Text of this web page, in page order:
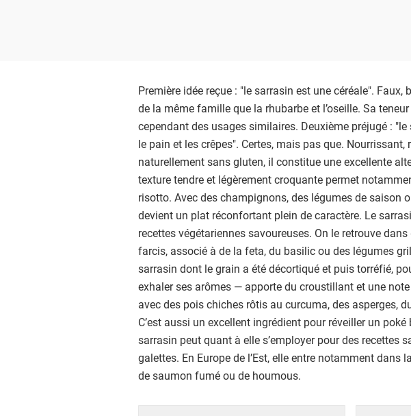
Première idée reçue : "le sarrasin est une céréale".
de la même famille que la rhubarbe et l’oseille. Sa
cependant des usages similaires. Deuxième préjugé :
le pain et les crêpes". Certes, mais pas que. Nourrissant,
naturellement sans gluten, il constitue une excellente
texture tendre et légèrement croquante permet
risotto. Avec des champignons, des légumes de saison
devient un plat réconfortant plein de caractère. Le
recettes végétariennes savoureuses. On le retrouve
farcis, associé à de la feta, du basilic ou des légumes
sarrasin dont le grain a été décortiqué et puis torréfié,
exhaler ses arômes — apporte du croustillant et une
avec des pois chiches rôtis au curcuma, des asperges,
C’est aussi un excellent ingrédient pour réveiller un
sarrasin peut quant à elle s’employer pour des recettes
galettes. En Europe de l’Est, elle entre notamment dans
de saumon fumé ou de houmous.